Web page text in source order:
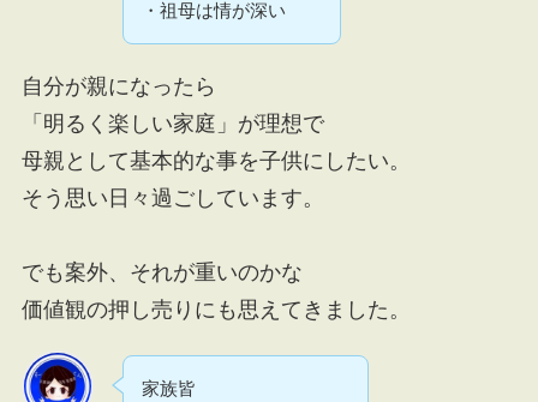
・祖母は情が深い
自分が親になったら
「明るく楽しい家庭」が理想で
母親として基本的な事を子供にしたい。
そう思い日々過ごしています。
でも案外、それが重いのかな
価値観の押し売りにも思えてきました。
家族皆